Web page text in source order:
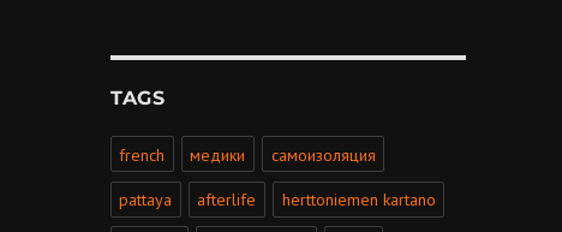
TAGS
french медики самоизоляция
pattaya afterlife herttoniemen kartano